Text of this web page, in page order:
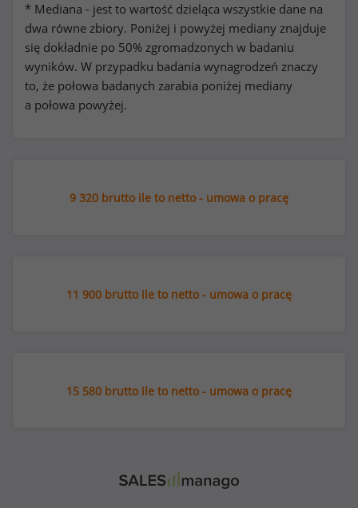
* Mediana - jest to wartość dzieląca wszystkie dane na
dwa równe zbiory. Poniżej i powyżej mediany znajduje
się dokładnie po 50% zgromadzonych w badaniu
wyników. W przypadku badania wynagrodzeń znaczy
to, że połowa badanych zarabia poniżej mediany
a połowa powyżej.
9 320 brutto ile to netto - umowa o pracę
11 900 brutto ile to netto - umowa o pracę
15 580 brutto ile to netto - umowa o pracę